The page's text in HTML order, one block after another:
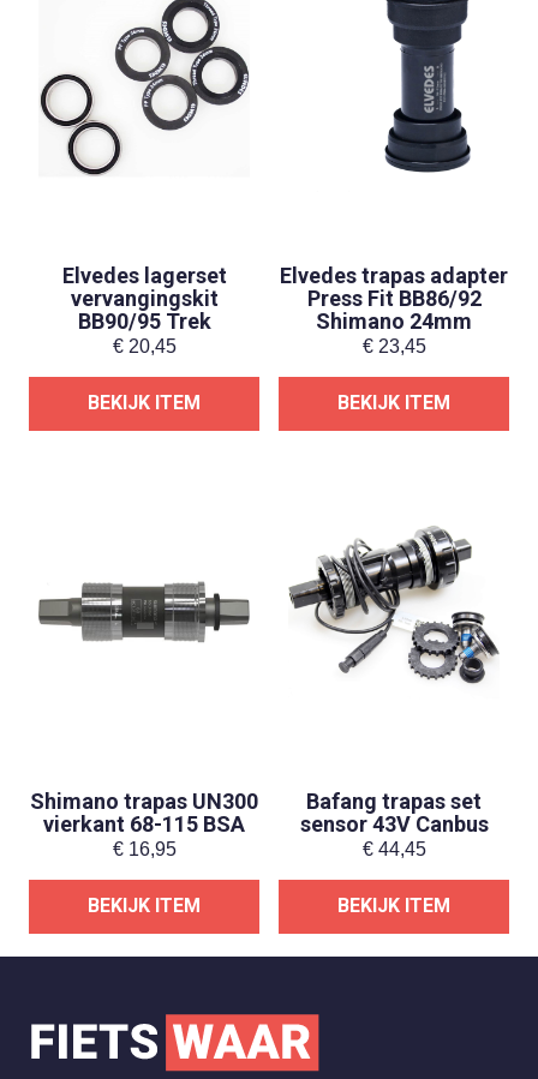
Elvedes lagerset
vervangingskit
BB90/95 Trek
€20,45
BEKIJK ITEM
Elvedes trapas adapter
Press Fit BB86/92
Shimano 24mm
€23,45
BEKIJK ITEM
Shimano trapas UN300
vierkant 68-115 BSA
€16,95
BEKIJK ITEM
Bafang trapas set
sensor 43V Canbus
€44,45
BEKIJK ITEM